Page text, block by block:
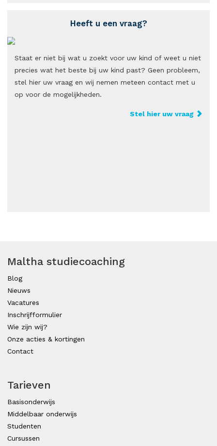
Heeft u een vraag?
Staat er niet bij wat u zoekt voor uw kind of weet u niet
precies wat het beste bij uw kind past? Geen probleem,
stel hier uw vraag en wij nemen meteen contact met u
op voor de mogelijkheden.
Stel hier uw vraag
Maltha studiecoaching
Blog
Nieuws
Vacatures
Inschrijfformulier
Wie zijn wij?
Onze acties & kortingen
Contact
Tarieven
Basisonderwijs
Middelbaar onderwijs
Studenten
Cursussen